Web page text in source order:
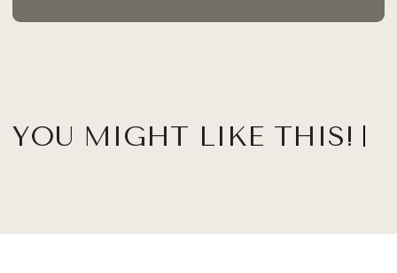
YOU MIGHT LIKE THIS!